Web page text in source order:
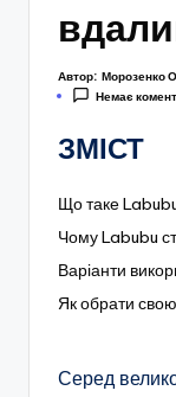
Автор: Морозенко
Немає
ЗМІСТ
Що таке
Чому Labubu
Варіанти
Як обрати
Серед